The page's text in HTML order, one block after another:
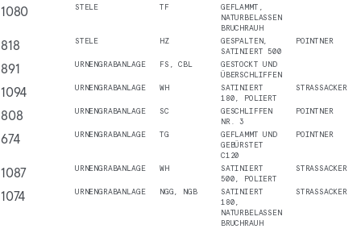
1080 STELE TF
GEFLAMMT,
NATURBELASSEN
BRUCHRAUH
818 STELE HZ
GESPALTEN,
SATINIERT 500
POINTNER
891 URNENGRABANLAGE FS, CBL
GESTOCKT UND
ÜBERSCHLIFFEN
1094 URNENGRABANLAGE WH
SATINIERT
180, POLIERT
STRASSACKER
808 URNENGRABANLAGE SC
GESCHLIFFEN
NR. 3
POINTNER
674 URNENGRABANLAGE TG
GEFLAMMT UND
GEBÜRSTET
C120
POINTNER
1087 URNENGRABANLAGE WH
SATINIERT
500, POLIERT
STRASSACKER
1074 URNENGRABANLAGE NGG, NGB
SATINIERT
180,
NATURBELASSEN
BRUCHRAUH
STRASSACKER